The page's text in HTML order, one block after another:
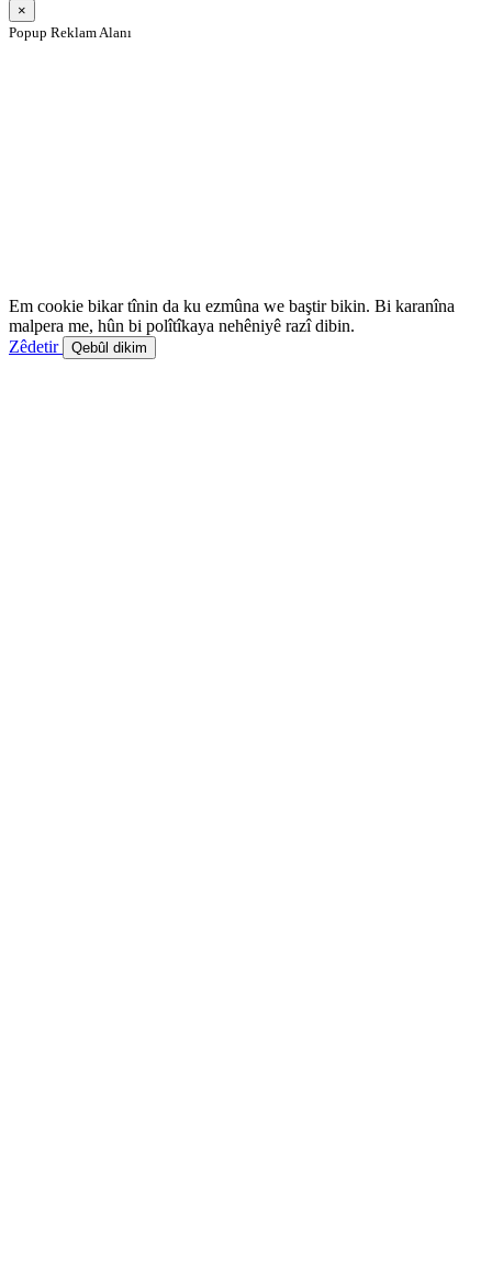
×
Popup Reklam Alanı
Em cookie bikar tînin da ku ezmûna we baştir bikin. Bi karanîna
malpera me, hûn bi polîtîkaya nehêniyê razî dibin.
Zêdetir
Qebûl dikim